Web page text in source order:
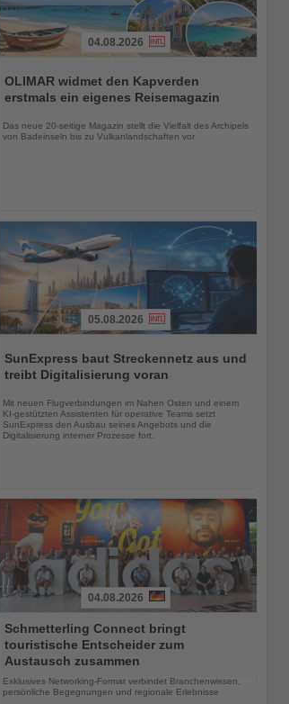
Sie
die
04.08.2026
OLIMAR widmet den Kapverden
erstmals ein eigenes Reisemagazin
Das neue 20-seitige Magazin stellt die Vielfalt des Archipels
von Badeinseln bis zu Vulkanlandschaften vor
Sie
die
Nachrichten
05.08.2026
SunExpress baut Streckennetz aus und
treibt Digitalisierung voran
Mit neuen Flugverbindungen im Nahen Osten und einem
KI-gestützten Assistenten für operative Teams setzt
SunExpress den Ausbau seines Angebots und die
Digitalisierung interner Prozesse fort.
Sie
die
Nachrichten
04.08.2026
Schmetterling Connect bringt
touristische Entscheider zum
Austausch zusammen
Exklusives Networking-Format verbindet Branchenwissen,
persönliche Begegnungen und regionale Erlebnisse